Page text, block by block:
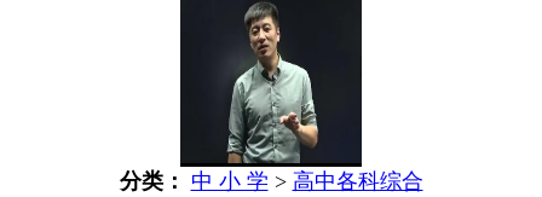
分类： 中 小 学 > 高中各科综合